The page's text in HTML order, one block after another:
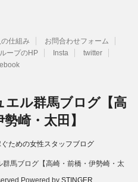
の仕組み
お問合わせフォーム
ープのHP Insta
twitter
ル群馬ブログ【高
崎・太田】
ための女性スタッフブログ
馬ブログ【高崎・前橋・伊勢崎・太